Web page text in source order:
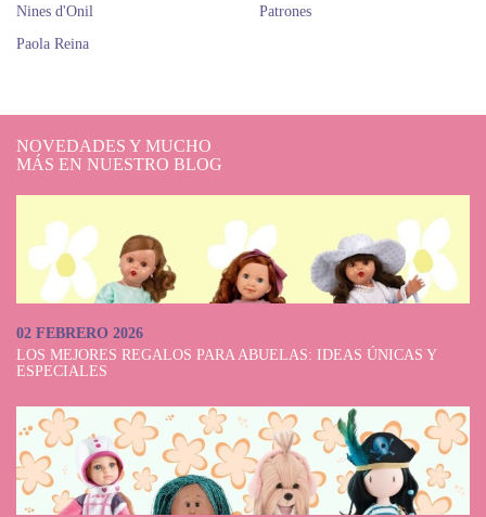
Nines d'Onil
Paola Reina
Patrones
NOVEDADES Y MUCHO
MÁS EN NUESTRO BLOG
02 FEBRERO 2026
LOS MEJORES REGALOS PARA ABUELAS: IDEAS ÚNICAS Y
ESPECIALES